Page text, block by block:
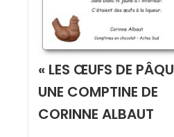
« LES ŒUFS DE
UNE COMPTINE DE
CORINNE ALBAUT